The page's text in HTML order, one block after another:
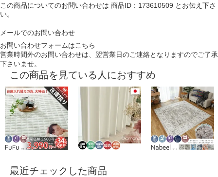
この商品についてのお問い合わせは 商品ID：173610509 とお伝え下さ
い。
メールでのお問い合わせ
お問い合わせフォームはこちら
営業時間外のお問い合わせは、翌営業日のご連絡となりますのでご了承
下さいませ。
この商品を見ている人におすすめ
最近チェックした商品